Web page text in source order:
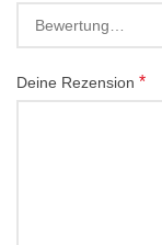
Deine Rezension *